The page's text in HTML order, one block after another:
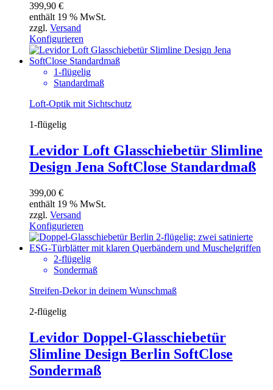
399,90 €
enthält 19 % MwSt.
zzgl. Versand
Konfigurieren
1-flügelig
Standardmaß
Loft-Optik mit Sichtschutz
1-flügelig
Levidor Loft Glasschiebetür Slimline
Design Jena SoftClose Standardmaß
399,00 €
enthält 19 % MwSt.
zzgl. Versand
Konfigurieren
2-flügelig
Sondermaß
Streifen-Dekor in deinem Wunschmaß
2-flügelig
Levidor Doppel-Glasschiebetür
Slimline Design Berlin SoftClose
Sondermaß